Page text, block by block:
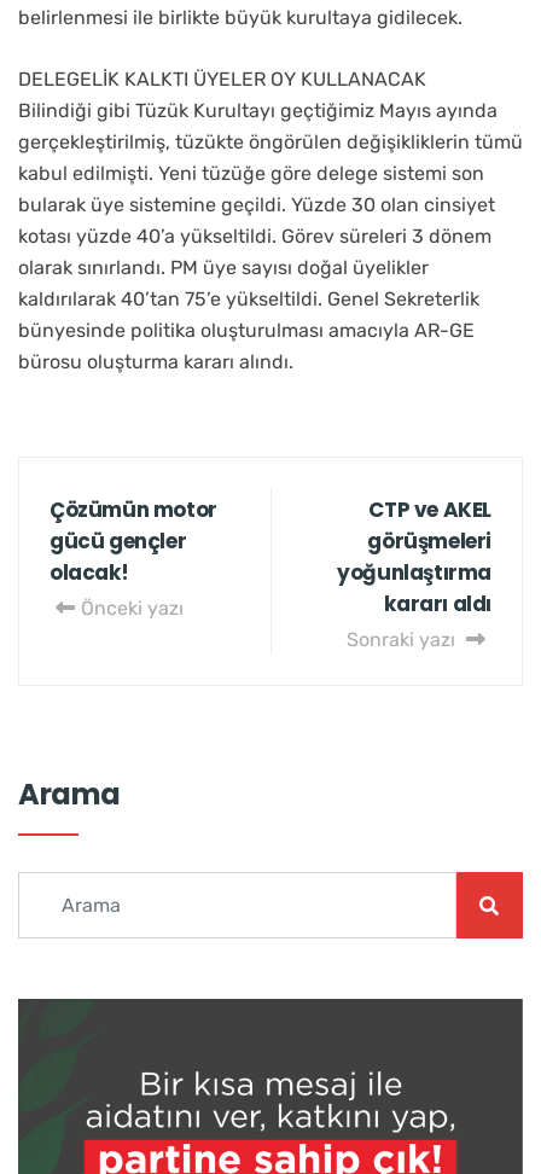
belirlenmesi ile birlikte büyük kurultaya gidilecek.
DELEGELİK KALKTI ÜYELER OY KULLANACAK
Bilindiği gibi Tüzük Kurultayı geçtiğimiz Mayıs ayında
gerçekleştirilmiş, tüzükte öngörülen değişikliklerin tümü
kabul edilmişti. Yeni tüzüğe göre delege sistemi son
bularak üye sistemine geçildi. Yüzde 30 olan cinsiyet
kotası yüzde 40’a yükseltildi. Görev süreleri 3 dönem
olarak sınırlandı. PM üye sayısı doğal üyelikler
kaldırılarak 40’tan 75’e yükseltildi. Genel Sekreterlik
bünyesinde politika oluşturulması amacıyla AR-GE
bürosu oluşturma kararı alındı.
Çözümün motor
gücü gençler
olacak!
Önceki yazı
CTP ve AKEL
görüşmeleri
yoğunlaştırma
kararı aldı
Sonraki yazı
Arama